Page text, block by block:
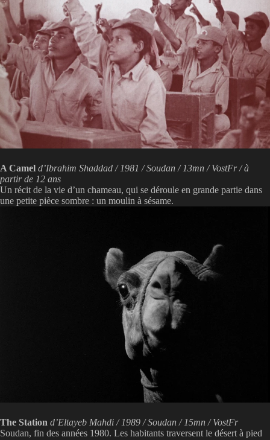
A Camel d’Ibrahim Shaddad / 1981 / Soudan / 13mn / VostFr / à
partir de 12 ans
Un récit de la vie d’un chameau, qui se déroule en grande partie dans
une petite pièce sombre : un moulin à sésame.
The Station d’Eltayeb Mahdi / 1989 / Soudan / 15mn / VostFr
Soudan, fin des années 1980. Les habitants traversent le désert à pied